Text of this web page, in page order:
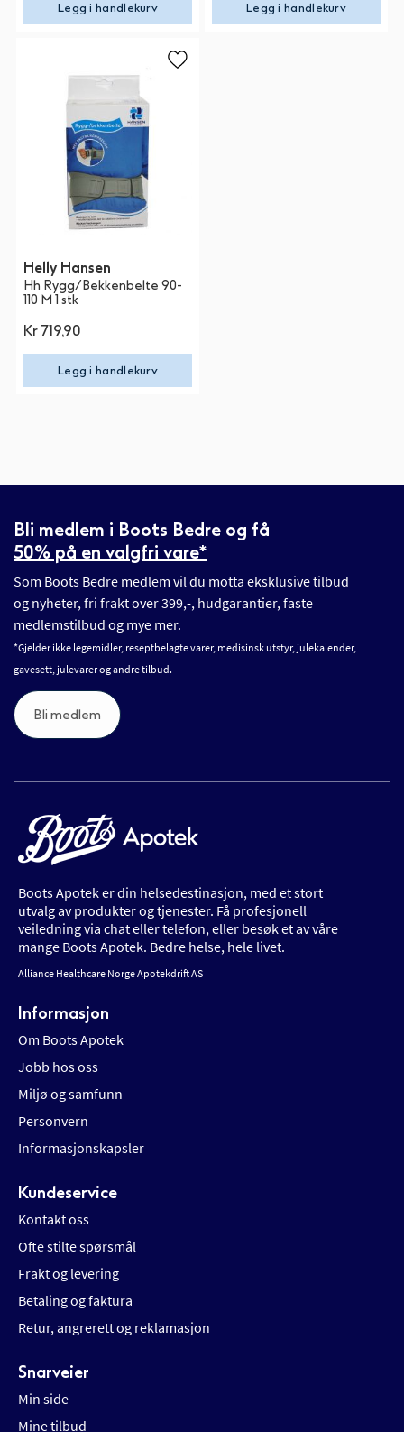
Legg i handlekurv Legg i handlekurv
Helly Hansen
Hh Rygg/Bekkenbelte 90-
110 M 1 stk
Kr 719,90
Legg i handlekurv
Bli medlem i Boots Bedre og få
50% på en valgfri vare*
Som Boots Bedre medlem vil du motta eksklusive tilbud
og nyheter, fri frakt over 399,-, hudgarantier, faste
medlemstilbud og mye mer.
*Gjelder ikke legemidler, reseptbelagte varer, medisinsk utstyr, julekalender,
gavesett, julevarer og andre tilbud.
Bli medlem
Boots Apotek er din helsedestinasjon, med et stort
utvalg av produkter og tjenester. Få profesjonell
veiledning via chat eller telefon, eller besøk et av våre
mange Boots Apotek. Bedre helse, hele livet.
Alliance Healthcare Norge Apotekdrift AS
Informasjon
Om Boots Apotek
Jobb hos oss
Miljø og samfunn
Personvern
Informasjonskapsler
Kundeservice
Kontakt oss
Ofte stilte spørsmål
Frakt og levering
Betaling og faktura
Retur, angrerett og reklamasjon
Snarveier
Min side
Mine tilbud